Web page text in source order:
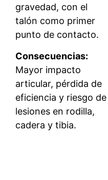
gravedad, con el
talón como primer
punto de contacto.
Consecuencias:
Mayor impacto
articular, pérdida de
eficiencia y riesgo de
lesiones en rodilla,
cadera y tibia.